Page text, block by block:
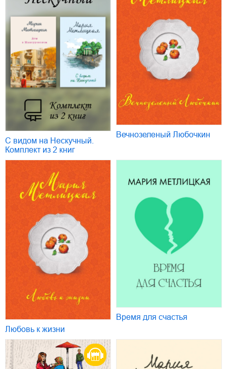
С видом на Нескучный.
Комплект из 2 книг
Вечнозеленый Любочкин
Любовь к жизни
Время для счастья